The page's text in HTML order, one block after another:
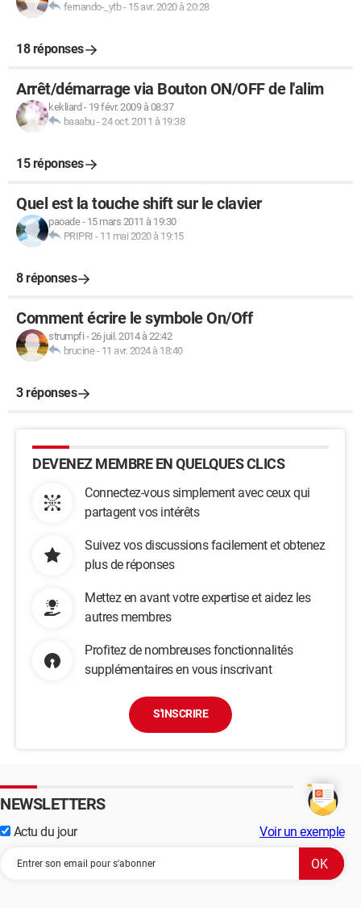
fernando-_ytb- 15 avr. 2020 à 20:28
18 réponses
Arrêt/démarrage via Bouton ON/OFF de l'alim
kekliard - 19 févr. 2009 à 08:37
baaabu-24 oct. 2011 à 19:38
15 réponses
Quel est la touche shift sur le clavier
paoade- 15 mars 2011 à 19:30
PRIPRI - 11 mai 2020 à 19:15
8 réponses
Comment écrire le symbole On/Off
strumpfi -26 juil. 2014 à 22:42
brucine- 11 avr. 2024 à 18:40
3 réponses
DEVENEZ MEMBRE EN QUELQUES CLICS
Connectez-vous simplement avec ceux qui
partagent vos intérêts
Suivez vos discussions facilement et obtenez
plus de réponses
Mettez en avant votre expertise et aidez les
autres membres
Profitez de nombreuses fonctionnalités
supplémentaires en vous inscrivant
S'INSCRIRE
NEWSLETTERS
Actu du jour Voir un exemple